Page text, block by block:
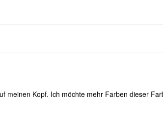
meinen Kopf. Ich möchte mehr Farben dieser